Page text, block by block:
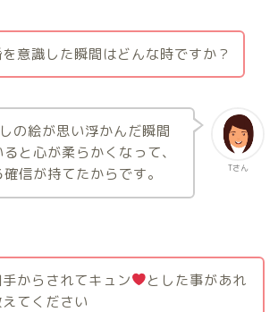
意識した瞬間はどんな時ですか？
Tさん
の絵が思い浮かんだ瞬間
と心が柔らかくなって、
信が持てたからです。
からされてキュン
とした事があれ
てください